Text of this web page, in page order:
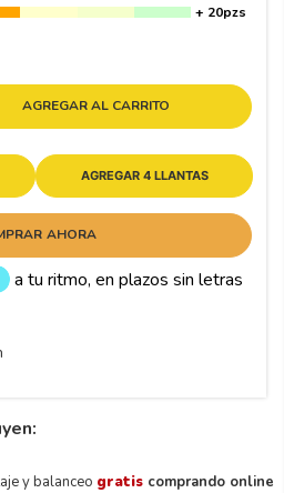
+ 20pzs
AGREGAR AL CARRITO
AGREGAR 4 LLANTAS
AHORA
y balanceo gratis comprando online